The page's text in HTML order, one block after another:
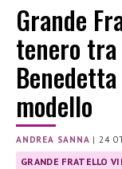
Grande
tenero tra
modello
ANDREA SANNA |24
GRANDE FRATELLO